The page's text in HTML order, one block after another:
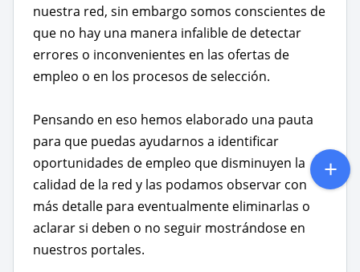
nuestra red, sin embargo somos conscientes de
que no hay una manera infalible de detectar
errores o inconvenientes en las ofertas de
empleo o en los procesos de selección.
Pensando en eso hemos elaborado una pauta
para que puedas ayudarnos a identificar
oportunidades de empleo que disminuyen la
calidad de la red y las podamos observar con
más detalle para eventualmente eliminarlas o
aclarar si deben o no seguir mostrándose en
nuestros portales.